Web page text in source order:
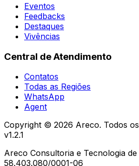
Eventos
Feedbacks
Destaques
Vivências
Central de Atendimento
Contatos
Todas as Regiões
WhatsApp
Agent
Copyright © 2026 Areco. Todos
v1.2.1
Areco Consultoria e Tecnologia de
58.403.080/0001-06